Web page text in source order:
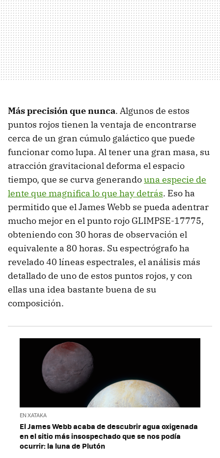
Más precisión que nunca. Algunos de estos
puntos rojos tienen la ventaja de encontrarse
cerca de un gran cúmulo galáctico que puede
funcionar como lupa. Al tener una gran masa, su
atracción gravitacional deforma el espacio
tiempo, que se curva generandouna especie de
lente que magnifica lo que hay detrás. Eso ha
permitido que el James Webb se pueda adentrar
mucho mejor en el punto rojo GLIMPSE-17775,
obteniendo con 30 horas de observación el
equivalente a 80 horas. Su espectrógrafo ha
revelado 40 líneas espectrales, el análisis más
detallado de uno de estos puntos rojos, y con
ellas una idea bastante buena de su
composición.
EN XATAKA
El James Webb acaba de descubrir agua oxigenada
en el sitio más insospechado que se nos podía
ocurrir: la luna de Plutón